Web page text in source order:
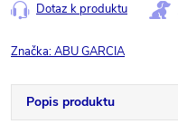
Dotaz k produktu
Značka:ABU GARCIA
Popis produktu